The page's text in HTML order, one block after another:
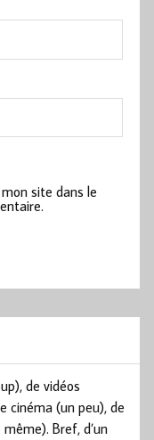
site dans le
de vidéos
cinéma (un peu), de
Bref, d’un